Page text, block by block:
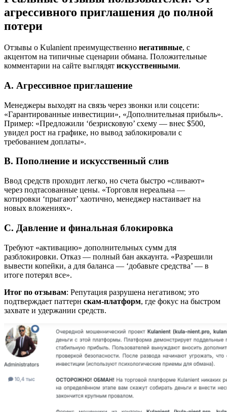
агрессивного приглашения до полной
потери
Отзывы о Kulanient преимущественно негативные, с
акцентом на типичные сценарии обмана. Положительные
комментарии на сайте выглядят искусственными.
A. Агрессивное приглашение
Менеджеры выходят на связь через звонки или соцсети:
«Гарантированные инвестиции», «Дополнительная прибыль».
Пример: «Предложили ‘безрисковую’ схему — внес $500,
увидел рост на графике, но вывод заблокировали с
требованием доплаты».
B. Пополнение и искусственный слив
Ввод средств проходит легко, но счета быстро «сливают»
через подтасованные цены. «Торговля нереальна —
котировки ‘прыгают’ хаотично, менеджер настаивает на
новых вложениях».
C. Давление и финальная блокировка
Требуют «активацию» дополнительных сумм для
разблокировки. Отказ — полный бан аккаунта. «Разрешили
вывести копейки, а для баланса — ‘добавьте средства’ — в
итоге потерял все».
Итог по отзывам: Репутация разрушена негативом; это
подтверждает паттерн скам-платформ, где фокус на быстром
захвате и удержании средств.